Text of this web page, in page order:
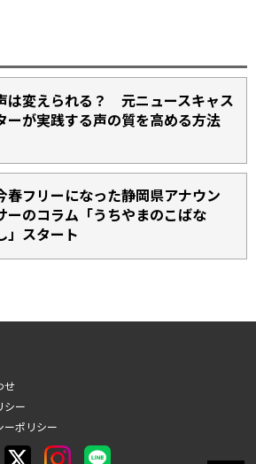
は変えられる？ 元ニュースキャス
ーが実践する声の質を高める方法
春フリーになった静岡県アナウン
ーのコラム「うちやまのこばな
」スタート
せ
シー
ーポリシー